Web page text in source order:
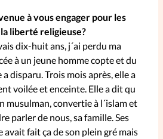
Vive la famille
à vous engager pour les
liberté religieuse?
dix-huit ans, j´ai perdu ma
à un jeune homme copte et du
disparu. Trois mois après, elle a
voilée et enceinte. Elle a dit qu
musulman, convertie à l´islam et
parler de nous, sa famille. Ses
avait fait ça de son plein gré mais